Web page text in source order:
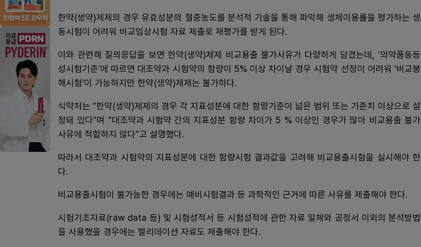
한약(생약)제제의 경우 유효성분의 혈중농도를 분석적 기술을 통해 파악해 생체이용률을 평가하는 생
동시험이 어려워 비교임상시험 자료 제출로 재평가를 받게 된다.
이와 관련해 질의응답을 보면 한약(생약)제제 비교용출 불가사유가 다양하게 담겼는데, '의약품동등
성시험기준'에 따르면 대조약과 시험약의 함량이 5% 이상 차이날 경우 시험약 선정이 어려워 '비교붕
해시험'이 가능하지만 한약(생약)제제는 불가하다.
식약처는 "한약(생약)제제의 경우 각 지표성분에 대한 함량기준이 넓은 범위 또는 기준치 이상으로 설
정돼 있다"며 "대조약과 시험약 간의 지표성분 함량 차이가 5 % 이상인 경우가 많아 비교용출 불가
사유에 적합하지 않다"고 설명했다.
따라서 대조약과 시험약의 지표성분에 대한 함량시험 결과값을 고려해 비교용출시험을 실시해야 한
다.
비교용출시험이 불가능한 경우에는 예비시험결과 등 과학적인 근거에 따른 사유를 제출해야 한다.
시험기초자료(raw data 등) 및 시험성적서 등 시험성적에 관한 자료 일체와 공정서 이외의 분석방법
을 사용했을 경우에는 밸리데이션 자료도 제출해야 한다.